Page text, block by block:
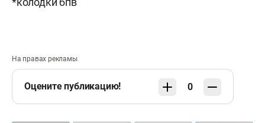
На правах рекламы
Оцените публикацию! 0